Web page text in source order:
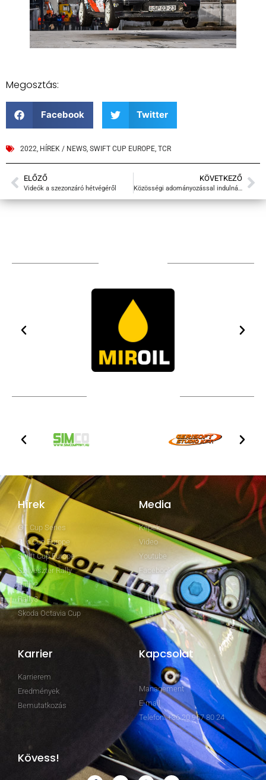
Megosztás:
Facebook Twitter
2022, HÍREK / NEWS, SWIFT CUP EUROPE, TCR
ELŐZŐ
Videók a szezonzáró hétvégéről
KÖVETKEZŐ
Közösségi adományozással indulnánk a Clio Cup Europe-ban
Hírek
GT Cup Series
Clio Cup Europe
Swift Cup Europe
Szilveszter Rally
Rally2
Rally3
Skoda Octavia Cup
Media
Képek
Video
Youtube
Facebook
Karrier
Karrierem
Eredmények
Bemutatkozás
Kapcsolat
Management
E-mail
Telefon: +36 20 967 80 24
Kövess!